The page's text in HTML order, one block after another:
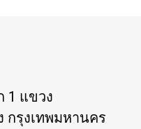
1 แขวง
กรุงเทพมหานคร